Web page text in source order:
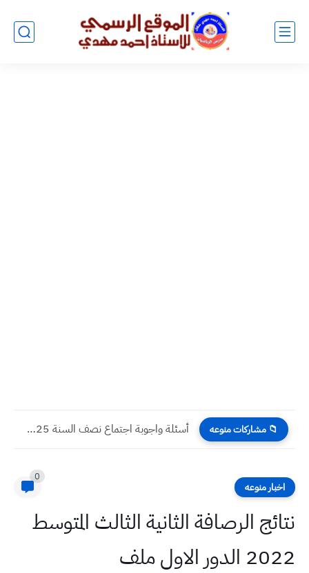
📁 مشاركات منوعه أسئلة واجوبة اسلامية نصف السنة 2025 سادس ادبي
اخبار منوعه
0
نتائج الرصافة الثانية الثالث المتوسط
2022 الدور الاول ملف